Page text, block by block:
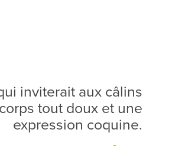
inviterait aux câlins
tout doux et une
expression coquine.